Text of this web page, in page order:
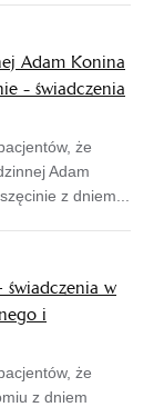
Adam Konina
- świadczenia
że
Adam
z dniem...
świadczenia w
i
że
z dniem